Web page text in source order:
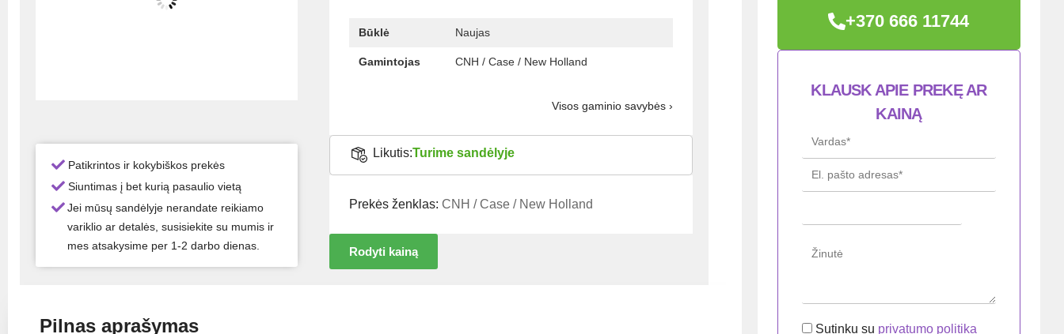
Patikrintos ir kokybiškos prekės
Siuntimas į bet kurią pasaulio vietą
Jei mūsų sandėlyje nerandate reikiamo
variklio ar detalės, susisiekite su mumis ir
mes atsakysime per 1-2 darbo dienas.
Būklė Naujas
Gamintojas CNH / Case / New Holland
Visos gaminio savybės ›
Likutis:Turime sandėlyje
Prekės ženklas: CNH / Case / New Holland
Rodyti kainą
Pilnas aprašymas
+370 666 11744
KLAUSK APIE PREKĘ AR
KAINĄ
Sutinku su privatumo politika